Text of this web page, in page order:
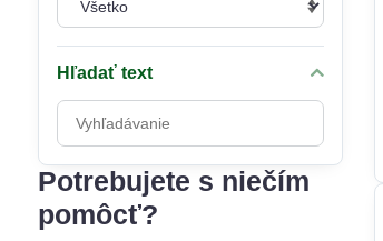
Hľadať text
Prehľadať
výsledky
filtra
fulltextom
Potrebujete s niečím
pomôcť?